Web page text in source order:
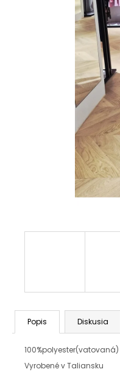
Popis Diskusia
100%polyester(vatovaná)
Vyrobené v Taliansku